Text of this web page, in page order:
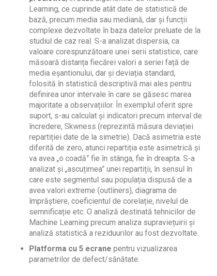
Learning, ce cuprinde atât date de statistică de
bază, precum media sau mediană, dar și funcții
complexe dezvoltate în baza datelor preluate de la
studiul de caz real. S-a analizat dispersia, ca
valoare corespunzătoare unei serii statistice, care
măsoară distanța fiecărei valori a seriei față de
media eșantionului, dar și deviația standard,
folosită în statistică descriptivă mai ales pentru
definirea unor intervale în care se găsesc marea
majoritate a observațiilor. În exemplul oferit spre
suport, s-au calculat și indicatori precum interval de
încredere, Skwness (reprezintă măsura deviației
repartiției date de la simetrie). Dacă asimetria este
diferită de zero, atunci repartiția este asimetrică și
va avea „o coadă” fie în stânga, fie în dreapta. S-a
analizat și „ascuțimea” unei repartiții, în sensul în
care este segmentul sau populația dispusă de a
avea valori extreme (outliners), diagrama de
împrăștiere, coeficientul de corelație, nivelul de
semnificație etc. O analiză destinată tehnicilor de
Machine Learning precum analiza supraviețuirii și
analiză statistică a reziduurilor au fost dezvoltate.
Platforma cu 5 ecrane pentru vizualizarea
parametrilor de defect/sănătate: